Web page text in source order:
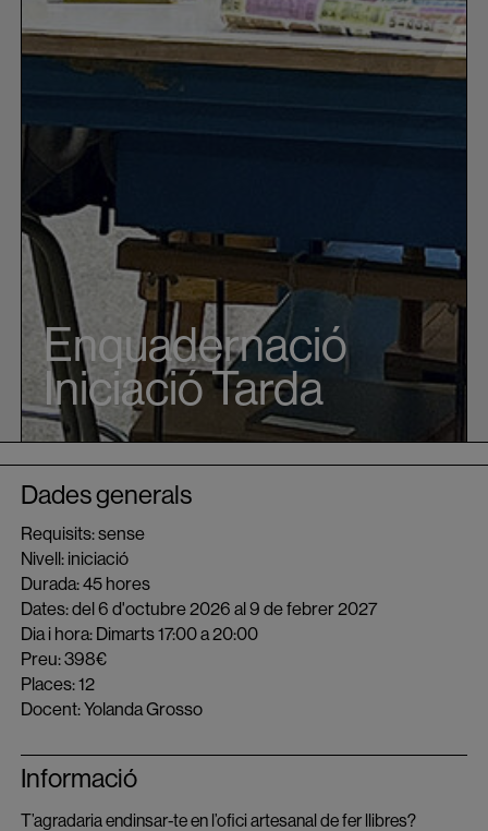
Enquadernació
Iniciació Tarda
Dades generals
Requisits: sense
Nivell: iniciació
Durada: 45 hores
Dates: del 6 d'octubre 2026 al 9 de febrer 2027
Dia i hora: Dimarts 17:00 a 20:00
Preu: 398€
Places: 12
Docent: Yolanda Grosso
Informació
T’agradaria endinsar-te en l’ofici artesanal de fer llibres?